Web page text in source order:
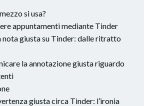
si usa?
appuntamenti mediante Tinder
nota giusta su Tinder: dalle ritratto
la annotazione giusta riguardo
giusta circa Tinder: l’ironia